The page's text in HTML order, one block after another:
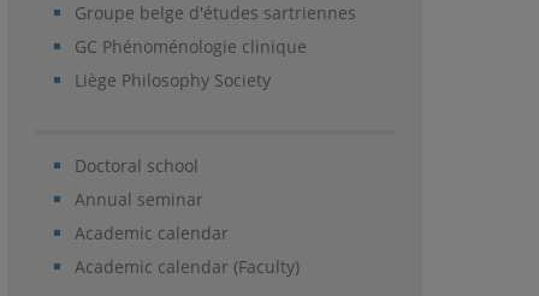
Groupe belge d'études sartriennes
GC Phénoménologie clinique
Liège Philosophy Society
Doctoral school
Annual seminar
Academic calendar
Academic calendar (Faculty)